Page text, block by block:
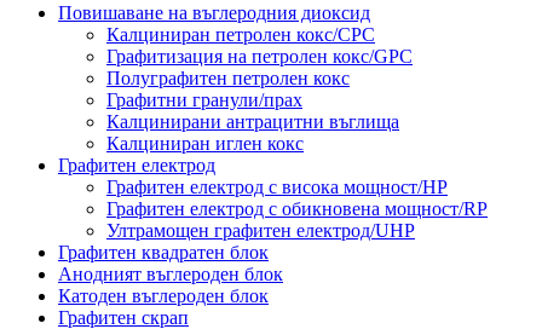
Повишаване на въглеродния диоксид
Калциниран петролен кокс/CPC
Графитизация на петролен кокс/GPC
Полуграфитен петролен кокс
Графитни гранули/прах
Калцинирани антрацитни въглища
Калциниран иглен кокс
Графитен електрод
Графитен електрод с висока мощност/HP
Графитен електрод с обикновена мощност/RP
Ултрамощен графитен електрод/UHP
Графитен квадратен блок
Анодният въглероден блок
Катоден въглероден блок
Графитен скрап